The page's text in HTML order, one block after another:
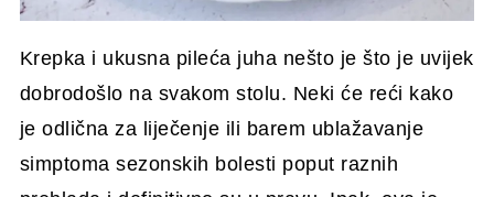
Krepka i ukusna pileća juha nešto je što je uvijek
dobrodošlo na svakom stolu. Neki će reći kako
je odlična za liječenje ili barem ublažavanje
simptoma sezonskih bolesti poput raznih